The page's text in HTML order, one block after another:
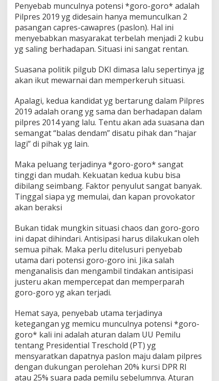
Penyebab munculnya potensi *goro-goro* adalah
Pilpres 2019 yg didesain hanya memunculkan 2
pasangan capres-cawapres (paslon). Hal ini
menyebabkan masyarakat terbelah menjadi 2 kubu
yg saling berhadapan. Situasi ini sangat rentan.
Suasana politik pilgub DKI dimasa lalu sepertinya jg
akan ikut mewarnai dan memperkeruh situasi.
Apalagi, kedua kandidat yg bertarung dalam Pilpres
2019 adalah orang yg sama dan berhadapan dalam
pilpres 2014 yang lalu. Tentu akan ada suasana dan
semangat “balas dendam” disatu pihak dan “hajar
lagi” di pihak yg lain.
Maka peluang terjadinya *goro-goro* sangat
tinggi dan mudah. Kekuatan kedua kubu bisa
dibilang seimbang. Faktor penyulut sangat banyak.
Tinggal siapa yg memulai, dan kapan provokator
akan beraksi
Bukan tidak mungkin situasi chaos dan goro-goro
ini dapat dihindari. Antisipasi harus dilakukan oleh
semua pihak. Maka perlu ditelusuri penyebab
utama dari potensi goro-goro ini. Jika salah
menganalisis dan mengambil tindakan antisipasi
justeru akan mempercepat dan memperparah
goro-goro yg akan terjadi.
Hemat saya, penyebab utama terjadinya
ketegangan yg memicu munculnya potensi *goro-
goro* kali ini adalah aturan dalam UU Pemilu
tentang Presidential Treschold (PT) yg
mensyaratkan dapatnya paslon maju dalam pilpres
dengan dukungan perolehan 20% kursi DPR RI
atau 25% suara pada pemilu sebelumnya. Aturan